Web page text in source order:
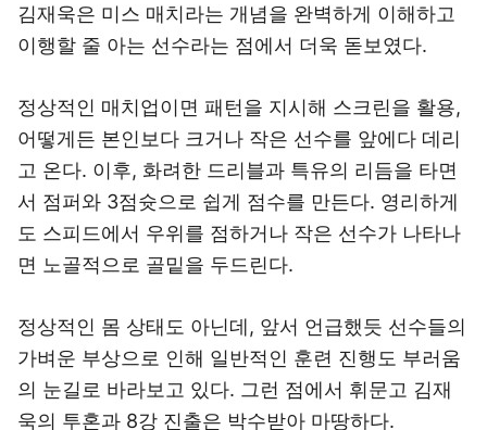
김재욱은 미스 매치라는 개념을 완벽하게 이해하고
이행할 줄 아는 선수라는 점에서 더욱 돋보였다.
정상적인 매치업이면 패턴을 지시해 스크린을 활용,
어떻게든 본인보다 크거나 작은 선수를 앞에다 데리
고 온다. 이후, 화려한 드리블과 특유의 리듬을 타면
서 점퍼와 3점슛으로 쉽게 점수를 만든다. 영리하게
도 스피드에서 우위를 점하거나 작은 선수가 나타나
면 노골적으로 골밑을 두드린다.
정상적인 몸 상태도 아닌데, 앞서 언급했듯 선수들의
가벼운 부상으로 인해 일반적인 훈련 진행도 부러움
의 눈길로 바라보고 있다. 그런 점에서 휘문고 김재
욱의 투혼과 8강 진출은 박수받아 마땅하다.